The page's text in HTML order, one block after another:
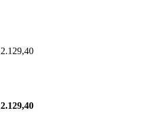
2.129,40
2.129,40